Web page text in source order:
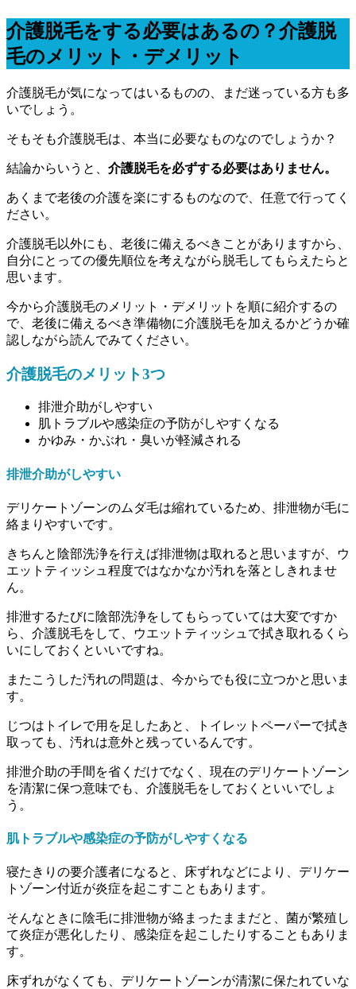
介護脱毛をする必要はあるの？介護脱
毛のメリット・デメリット
介護脱毛が気になってはいるものの、まだ迷っている方も多
いでしょう。
そもそも介護脱毛は、本当に必要なものなのでしょうか？
結論からいうと、 介護脱毛を必ずする必要はありません。
あくまで老後の介護を楽にするものなので、任意で行ってく
ださい。
介護脱毛以外にも、老後に備えるべきことがありますから、
自分にとっての優先順位を考えながら脱毛してもらえたらと
思います。
今から介護脱毛のメリット・デメリットを順に紹介するの
で、老後に備えるべき準備物に介護脱毛を加えるかどうか確
認しながら読んでみてください。
介護脱毛のメリット3つ
排泄介助がしやすい
肌トラブルや感染症の予防がしやすくなる
かゆみ・かぶれ・臭いが軽減される
排泄介助がしやすい
デリケートゾーンのムダ毛は縮れているため、排泄物が毛に
絡まりやすいです。
きちんと陰部洗浄を行えば排泄物は取れると思いますが、ウ
エットティッシュ程度ではなかなか汚れを落としきれませ
ん。
排泄するたびに陰部洗浄をしてもらっていては大変ですか
ら、介護脱毛をして、ウエットティッシュで拭き取れるくら
いにしておくといいですね。
またこうした汚れの問題は、今からでも役に立つかと思いま
す。
じつはトイレで用を足したあと、トイレットペーパーで拭き
取っても、汚れは意外と残っているんです。
排泄介助の手間を省くだけでなく、現在のデリケートゾーン
を清潔に保つ意味でも、介護脱毛をしておくといいでしょ
う。
肌トラブルや感染症の予防がしやすくなる
寝たきりの要介護者になると、床ずれなどにより、デリケー
トゾーン付近が炎症を起こすこともあります。
そんなときに陰毛に排泄物が絡まったままだと、菌が繁殖し
て炎症が悪化したり、感染症を起こしたりすることもありま
す。
床ずれがなくても、デリケートゾーンが清潔に保たれていな